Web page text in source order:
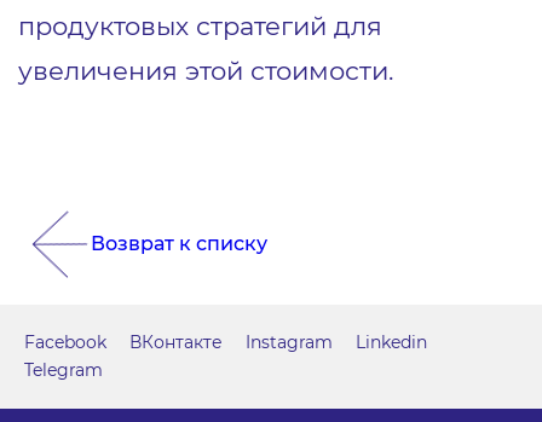
продуктовых стратегий для
увеличения этой стоимости.
Возврат к списку
Facebook ВКонтакте Instagram
Linkedin
Telegram